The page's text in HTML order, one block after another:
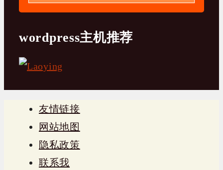
wordpress主机推荐
友情链接
网站地图
隐私政策
联系我